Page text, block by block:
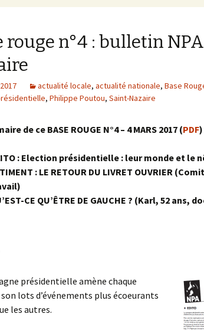
rouge n°4 : bulletin
actualité locale, actualité nationale, Base
, Philippe Poutou, Saint-Nazaire
de ce BASE ROUGE N°4 – 4 MARS 2017 (PDF)
: Election présidentielle : leur monde et le
: LE RETOUR DU LIVRET OUVRIER
CE QU’ÊTRE DE GAUCHE ? (Karl, 52 ans,
présidentielle amène chaque
lots d’événements plus écoeurants
les autres.